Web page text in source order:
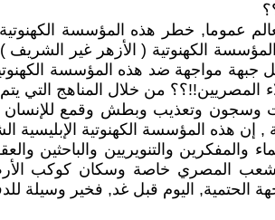
عموما, خطر هذه المؤسسة الكهنوتية
الكهنوتية ( الأزهر غير الشريف
جبهة مواجهة ضد هذه المؤسسة
المصريين!!؟؟ من خلال المناهج
وتعذيب وبطش وقمع للإنسان
, إن هذه المؤسسة الكهنوتية الإبليسية
والمفكرين والتنويريين والباحثين
المصري خاصة وسكان كوكب الأرض
الحتمية, اليوم قبل غد, فخير وسيلة